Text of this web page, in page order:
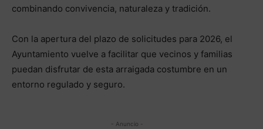
combinando convivencia, naturaleza y tradición.
Con la apertura del plazo de solicitudes para 2026, el
Ayuntamiento vuelve a facilitar que vecinos y familias
puedan disfrutar de esta arraigada costumbre en un
entorno regulado y seguro.
- Anuncio -